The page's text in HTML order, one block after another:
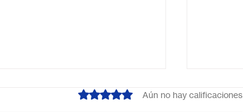
Obtuvo 0 de 5 estrellas.Aún no hay calificaciones